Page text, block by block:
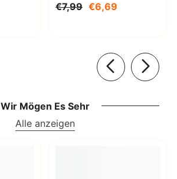
€7,99 €6,69
Wir Mögen Es Sehr
Alle anzeigen